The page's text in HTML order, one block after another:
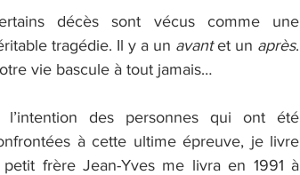
décès sont vécus comme une
tragédie. Il y a un avant et un après.
vie bascule à tout jamais…
l’intention des personnes qui ont été
à cette ultime épreuve, je livre
frère Jean-Yves me livra en 1991 à